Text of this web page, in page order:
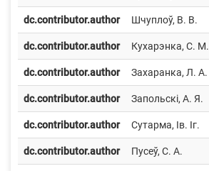
dc.contributor.author Шчуплоў, В. В.
dc.contributor.author Кухарэнка, С. М.
dc.contributor.author Захаранка, Л. А.
dc.contributor.author Запольскі, А. Я.
dc.contributor.author Сутарма, Ів. Іг.
dc.contributor.author Пусеў, С. А.